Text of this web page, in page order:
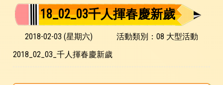
18_02_03千人揮春慶新歲
2018-02-03 (星期六)
活動類別：08 大型活動
2018_02_03_千人揮春慶新歲